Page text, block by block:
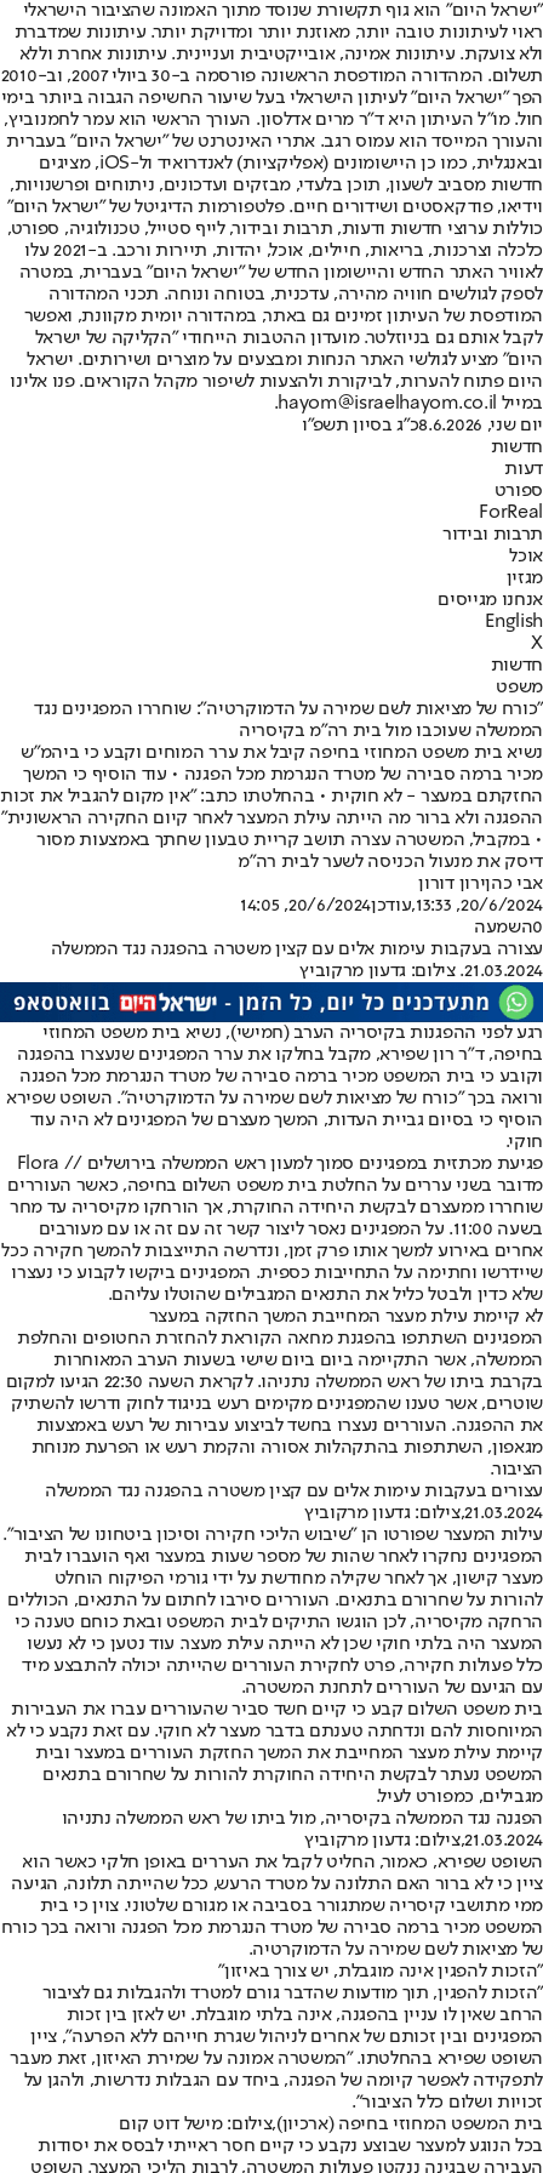
"ישראל היום" הוא גוף תקשורת שנוסד מתוך האמונה שהציבור הישראלי
ראוי לעיתונות טובה יותר, מאוזנת יותר ומדויקת יותר. עיתונות שמדברת
ולא צועקת. עיתונות אמינה, אובייקטיבית ועניינית. עיתונות אחרת וללא
תשלום. המהדורה המודפסת הראשונה פורסמה ב-30 ביולי 2007, וב-2010
הפך "ישראל היום" לעיתון הישראלי בעל שיעור החשיפה הגבוה ביותר בימי
חול. מו"ל העיתון היא ד"ר מרים אדלסון. העורך הראשי הוא עמר לחמנוביץ,
והעורך המייסד הוא עמוס רגב. אתרי האינטרנט של "ישראל היום" בעברית
ובאנגלית, כמו כן היישומונים (אפליקציות) לאנדרואיד ול-iOS, מציגים
חדשות מסביב לשעון, תוכן בלעדי, מבזקים ועדכונים, ניתוחים ופרשנויות,
וידיאו, פודקאסטים ושידורים חיים. פלטפורמות הדיגיטל של "ישראל היום"
כוללות ערוצי חדשות ודעות, תרבות ובידור, לייף סטייל, טכנולוגיה, ספורט,
כלכלה וצרכנות, בריאות, חיילים, אוכל, יהדות, תיירות ורכב. ב-2021 עלו
לאוויר האתר החדש והיישומון החדש של "ישראל היום" בעברית, במטרה
לספק לגולשים חוויה מהירה, עדכנית, בטוחה ונוחה. תכני המהדורה
המודפסת של העיתון זמינים גם באתר, במהדורה יומית מקוונת, ואפשר
לקבל אותם גם בניוזלטר. מועדון ההטבות הייחודי "הקליקה של ישראל
היום" מציע לגולשי האתר הנחות ומבצעים על מוצרים ושירותים. ישראל
היום פתוח להערות, לביקורת ולהצעות לשיפור מקהל הקוראים. פנו אלינו
במייל hayom@israelhayom.co.il.
יום שני, 8.6.2026
כ"ג בסיון תשפ"ו
חדשות
דעות
ספורט
ForReal
תרבות ובידור
אוכל
מגזין
אנחנו מגייסים
English
X
חדשות
משפט
"כורח של מציאות לשם שמירה על הדמוקרטיה": שוחררו המפגינים נגד
הממשלה שעוכבו מול בית רה"מ בקיסריה
נשיא בית משפט המחוזי בחיפה קיבל את ערר המוחים וקבע כי ביהמ"ש
מכיר ברמה סבירה של מטרד הנגרמת מכל הפגנה • עוד הוסיף כי המשך
החזקתם במעצר - לא חוקית • בהחלטתו כתב: "אין מקום להגביל את זכות
ההפגנה ולא ברור מה הייתה עילת המעצר לאחר קיום החקירה הראשונית"
• במקביל, המשטרה עצרה תושב קריית טבעון שחתך באמצעות מסור
דיסק את מנעול הכניסה לשער לבית רה"מ
אבי כהןירון דורון
20/6/2024, 13:33
,עודכן20/6/2024, 14:05
0השמעה
עצורה בעקבות עימות אלים עם קצין משטרה בהפגנה נגד הממשלה
21.03.2024. צילום: גדעון מרקוביץ
רגע לפני ההפגנות בקיסריה הערב (חמישי), נשיא בית משפט המחוזי
בחיפה, ד"ר רון שפירא, מקבל בחלקו את ערר המפגינים שנעצרו בהפגנה
וקובע כי בית המשפט מכיר ברמה סבירה של מטרד הנגרמת מכל הפגנה
ורואה בכך "כורח של מציאות לשם שמירה על הדמוקרטיה". השופט שפירא
הוסיף כי בסיום גביית העדות, המשך מעצרם של המפגינים לא היה עוד
חוקי.
פגיעת מכתזית במפגינים סמוך למעון ראש הממשלה בירושלים // Flora
מדובר ‎בשני עררים על החלטת בית משפט השלום בחיפה, כאשר העוררים
שוחררו ממעצרם לבקשת היחידה החוקרת, אך הורחקו מקיסריה עד מחר
בשעה 11:00. על המפגינים נאסר ליצור קשר זה עם זה או עם מעורבים
אחרים באירוע למשך אותו פרק זמן, ונדרשה התייצבות להמשך חקירה ככל
שיידרשו וחתימה על התחייבות כספית. המפגינים ביקשו לקבוע כי נעצרו
שלא כדין ולבטל כליל את התנאים המגבילים שהוטלו עליהם.
לא קיימת עילת מעצר המחייבת המשך החזקה במעצר
המפגינים השתתפו בהפגנת מחאה הקוראת להחזרת החטופים והחלפת
הממשלה, אשר התקיימה ביום ביום שישי בשעות הערב המאוחרות
בקרבת ביתו של ראש הממשלה נתניהו. לקראת השעה 22:30 הגיעו למקום
שוטרים, אשר טענו שהמפגינים מקימים רעש בניגוד לחוק ודרשו להשתיק
את ההפגנה. העוררים נעצרו בחשד לביצוע עבירות של רעש באמצעות
מגאפון, השתתפות בהתקהלות אסורה והקמת רעש או הפרעת מנוחת
הציבור.
עצורים בעקבות עימות אלים עם קצין משטרה בהפגנה נגד הממשלה
21.03.2024,צילום: גדעון מרקוביץ
עילות המעצר שפורטו הן "שיבוש הליכי חקירה וסיכון ביטחונו של הציבור".
המפגינים נחקרו לאחר שהות של מספר שעות במעצר ואף הועברו לבית
מעצר קישון, אך לאחר שקילה מחודשת על ידי גורמי הפיקוח הוחלט
להורות על שחרורם בתנאים. העוררים סירבו לחתום על התנאים, הכוללים
הרחקה מקיסריה, לכן הוגשו התיקים לבית המשפט ובאת כוחם טענה כי
המעצר היה בלתי חוקי שכן לא הייתה עילת מעצר. עוד נטען כי לא נעשו
כלל פעולות חקירה, פרט לחקירת העוררים שהייתה יכולה להתבצע מיד
עם הגיעם של העוררים לתחנת המשטרה.
בית משפט השלום קבע כי קיים חשד סביר שהעוררים עברו את העבירות
המיוחסות להם ונדחתה טענתם בדבר מעצר לא חוקי. עם זאת נקבע כי לא
קיימת עילת מעצר המחייבת את המשך החזקת העוררים במעצר ובית
המשפט נעתר לבקשת היחידה החוקרת להורות על שחרורם בתנאים
מגבילים, כמפורט לעיל.
הפגנה נגד הממשלה בקיסריה, מול ביתו של ראש הממשלה נתניהו
21.03.2024,צילום: גדעון מרקוביץ
השופט שפירא, כאמור, ‎החליט לקבל את העררים באופן חלקי כאשר הוא
ציין כי לא ברור האם התלונה על מטרד הרעש, ככל שהייתה תלונה, הגיעה
ממי מתושבי קיסריה שמתגורר בסביבה או מגורם שלטוני. צוין כי בית
המשפט מכיר ברמה סבירה של מטרד הנגרמת מכל הפגנה ורואה בכך כורח
של מציאות לשם שמירה על הדמוקרטיה.
"הזכות להפגין אינה מוגבלת, יש צורך באיזון"
"הזכות להפגין, תוך מודעות שהדבר גורם למטרד ולהגבלות גם לציבור
הרחב שאין לו עניין בהפגנה, אינה בלתי מוגבלת. יש לאזן בין זכות
המפגינים ובין זכותם של אחרים לניהול שגרת חייהם ללא הפרעה", ציין
השופט שפירא בהחלטתו. "המשטרה אמונה על שמירת האיזון, זאת מעבר
לתפקידה לאפשר קיומה של הפגנה, ביחד עם הגבלות נדרשות, ולהגן על
זכויות ושלום כלל הציבור".
בית המשפט המחוזי בחיפה (ארכיון),צילום: מישל דוט קום
בכל הנוגע למעצר שבוצע נקבע כי קיים חסר ראייתי לבסס את יסודות
העבירה שבגינה ננקטו פעולות המשטרה, לרבות הליכי המעצר. השופט